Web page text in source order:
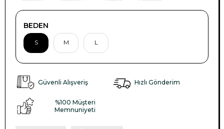
BEDEN
S M L
Güvenli Alışveriş Hızlı Gönderim
%100 Müşteri
Memnuniyeti